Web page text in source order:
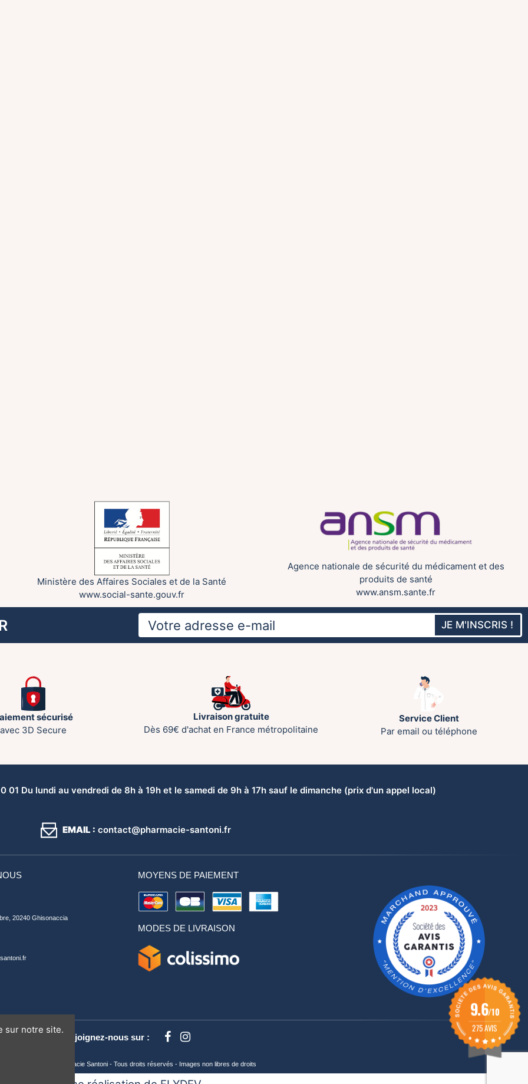
Ministère des Affaires Sociales et de la Santé
www.social-sante.gouv.fr
Agence nationale de sécurité du médicament et des
produits de santé
www.ansm.sante.fr
JE M'INSCRIS !
sécurisé
avec 3D Secure
Livraison gratuite
Dès 69€ d'achat en France métropolitaine
Service Client
Par email ou téléphone
01 Du lundi au vendredi de 8h à 19h et le samedi de 9h à 17h sauf le dimanche (prix d'un appel local)
EMAIL : contact@pharmacie-santoni.fr
20240 Ghisonaccia
MOYENS DE PAIEMENT
MODES DE LIVRAISON
Rejoignez-nous sur :
©2022 Boticinal Pharmacie Santoni - Tous droits réservés - Images non libres de droits
sur notre site.
9.6/10
275 AVIS